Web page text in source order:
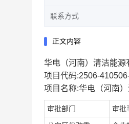
联系方式
正文内容
华电（河南）清洁能源
项目代码:2506-
项目名称:华电（河南
审批部门 审批